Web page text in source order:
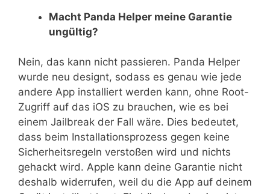
Macht Panda Helper meine Garantie
ungültig?
Nein, das kann nicht passieren. Panda Helper
wurde neu designt, sodass es genau wie jede
andere App installiert werden kann, ohne Root-
Zugriff auf das iOS zu brauchen, wie es bei
einem Jailbreak der Fall wäre. Dies bedeutet,
dass beim Installationsprozess gegen keine
Sicherheitsregeln verstoßen wird und nichts
gehackt wird. Apple kann deine Garantie nicht
deshalb widerrufen, weil du die App auf deinem